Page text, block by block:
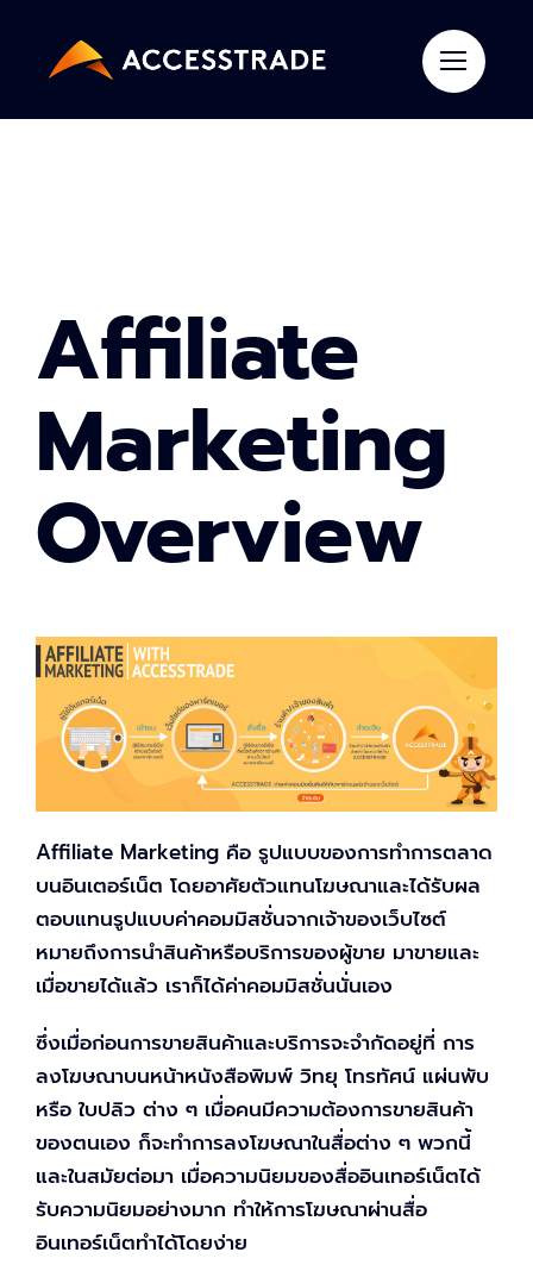
content
Affiliate
Marketing
Overview
Affiliate Marketing คือ รูปแบบของการทำการตลาด
บนอินเตอร์เน็ต โดยอาศัยตัวแทนโฆษณาและได้รับผล
ตอบแทนรูปแบบค่าคอมมิสชั่นจากเจ้าของเว็บไซต์
หมายถึงการนำสินค้าหรือบริการของผู้ขาย มาขายและ
เมื่อขายได้แล้ว เราก็ได้ค่าคอมมิสชั่นนั่นเอง
ซึ่งเมื่อก่อนการขายสินค้าและบริการจะจำกัดอยู่ที่ การ
ลงโฆษณาบนหน้าหนังสือพิมพ์ วิทยุ โทรทัศน์ แผ่นพับ
หรือ ใบปลิว ต่าง ๆ เมื่อคนมีความต้องการขายสินค้า
ของตนเอง ก็จะทำการลงโฆษณาในสื่อต่าง ๆ พวกนี้
และในสมัยต่อมา เมื่อความนิยมของสื่ออินเทอร์เน็ตได้
รับความนิยมอย่างมาก ทำให้การโฆษณาผ่านสื่อ
อินเทอร์เน็ตทำได้โดยง่าย